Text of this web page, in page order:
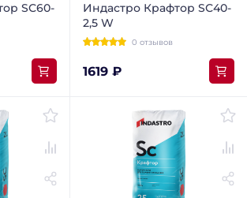
SС60-
Индастро Крафтор SС40-
2,5 W
0 отзывов
1619 ₽